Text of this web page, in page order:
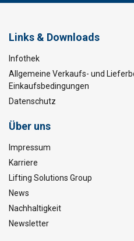
Links & Downloads
Infothek
Allgemeine Verkaufs- und
Einkaufsbedingungen
Datenschutz
Über uns
Impressum
Karriere
Lifting Solutions Group
News
Nachhaltigkeit
Newsletter